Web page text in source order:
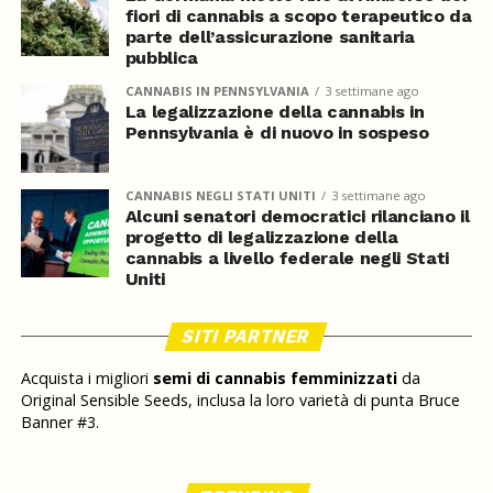
fiori di cannabis a scopo terapeutico da
parte dell’assicurazione sanitaria
pubblica
CANNABIS IN PENNSYLVANIA 3 settimane ago
La legalizzazione della cannabis in
Pennsylvania è di nuovo in sospeso
CANNABIS NEGLI STATI UNITI 3 settimane ago
Alcuni senatori democratici rilanciano il
progetto di legalizzazione della
cannabis a livello federale negli Stati
Uniti
SITI PARTNER
Acquista i migliori semi di cannabis femminizzatida
Original Sensible Seeds, inclusa la loro varietà di punta Bruce
Banner #3.